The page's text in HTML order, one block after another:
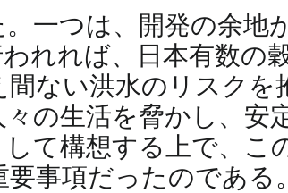
一つは、開発の余地
れれば、日本有数の
ない洪水のリスクを
の生活を脅かし、安
て構想する上で、こ
事項だったのである